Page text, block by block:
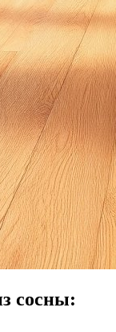
сосны: